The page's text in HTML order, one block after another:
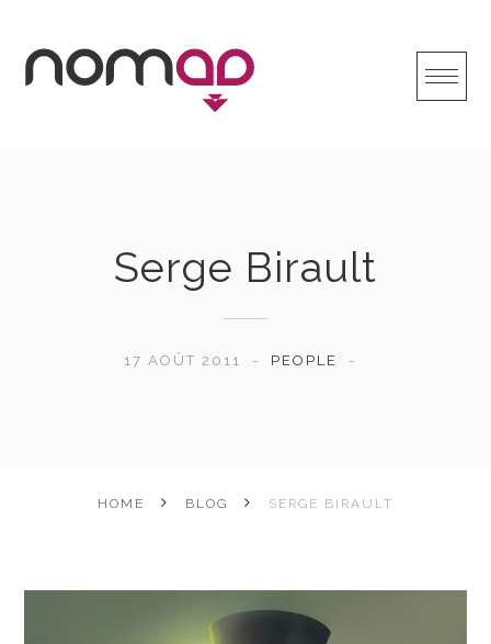
content
Serge Birault
17 AOÛT 2011 PEOPLE
HOME BLOG SERGE BIRAULT